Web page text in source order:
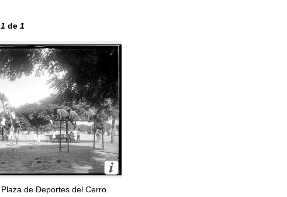
1 de 1
Plaza de Deportes del Cerro.